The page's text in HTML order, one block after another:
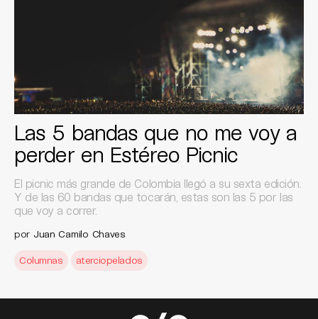
Las 5 bandas que no me voy a
perder en Estéreo Picnic
El picnic más grande de Colombia llegó a su sexta edición.
Y de las 60 bandas que tocarán, estas son las 5 por las
que voy a correr.
por Juan Camilo Chaves
Columnas aterciopelados